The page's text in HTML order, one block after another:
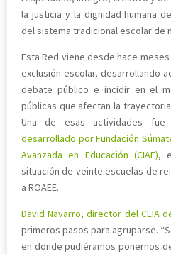
la justicia y la dignidad humana
del sistema tradicional escolar de
Esta Red viene desde hace
exclusión escolar, desarrollando
debate público e incidir en el
públicas que afectan la
Una de esas actividades
desarrollado por Fundación
Avanzada en Educación (CIAE),
situación de veinte escuelas de
a ROAEE.
David Navarro, director del CEIA
primeros pasos para agruparse.
en donde pudiéramos ponernos